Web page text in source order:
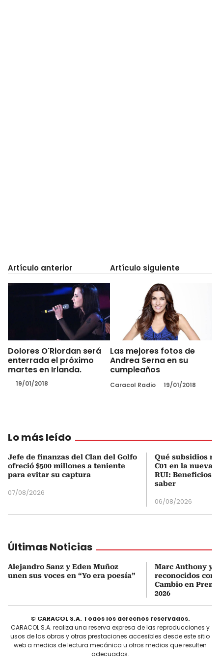
Artículo anterior
Dolores O'Riordan será
enterrada el próximo
martes en Irlanda.
19/01/2018
Artículo siguiente
Las mejores fotos de
Andrea Serna en su
cumpleaños
Caracol Radio 19/01/2018
Lo más leído
Jefe de finanzas del Clan del Golfo
ofreció $500 millones a teniente
para evitar su captura
07/08/2026
Qué subsidios
C01 en la nueva
RUI: Beneficios
saber
06/08/2026
Últimas Noticias
Alejandro Sanz y Eden Muñoz
unen sus voces en “Yo era poesía”
Marc Anthony y
reconocidos
Cambio en
2026
© CARACOL S.A. Todos los derechos reservados.
CARACOL S.A. realiza una reserva expresa de las reproducciones y
usos de las obras y otras prestaciones accesibles desde este sitio
web a medios de lectura mecánica u otros medios que resulten
adecuados.